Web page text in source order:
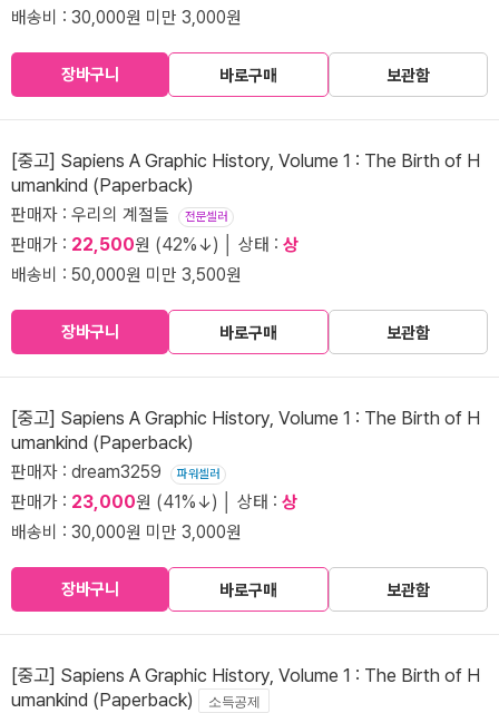
배송비 : 30,000원 미만 3,000원
장바구니 바로구매 보관함
[중고] Sapiens A Graphic History, Volume 1 : The Birth of H
umankind (Paperback)
판매자 : 우리의 계절들 전문셀러
판매가 : 22,500원 (42%↓) │ 상태 : 상
배송비 : 50,000원 미만 3,500원
장바구니 바로구매 보관함
[중고] Sapiens A Graphic History, Volume 1 : The Birth of H
umankind (Paperback)
판매자 : dream3259 파워셀러
판매가 : 23,000원 (41%↓) │ 상태 : 상
배송비 : 30,000원 미만 3,000원
장바구니 바로구매 보관함
[중고] Sapiens A Graphic History, Volume 1 : The Birth of H
umankind (Paperback)
소득공제